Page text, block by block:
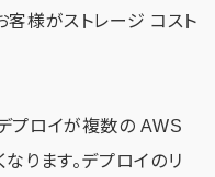
客様がストレージ コスト
プロイが複数の AWS
ります。デプロイのリ